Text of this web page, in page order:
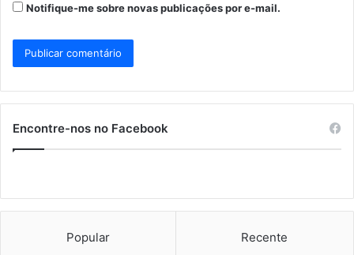
Notifique-me sobre novas publicações por e-mail.
Encontre-nos no Facebook
Popular Recente